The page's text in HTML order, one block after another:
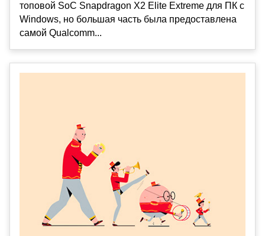
топовой SoC Snapdragon X2 Elite Extreme для ПК с
Windows, но большая часть была предоставлена
самой Qualcomm...